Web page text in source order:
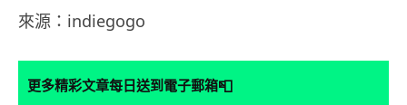
來源：indiegogo
更多精彩文章每日送到電子郵箱📮